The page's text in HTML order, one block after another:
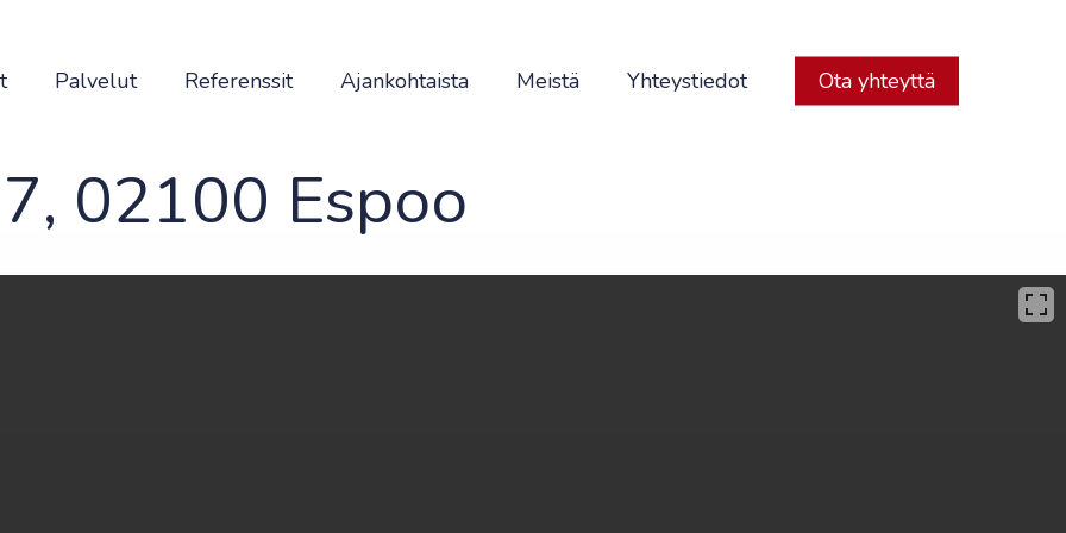
Palvelut Referenssit Ajankohtaista Meistä Yhteystiedot Ota yhteyttä
02100 Espoo